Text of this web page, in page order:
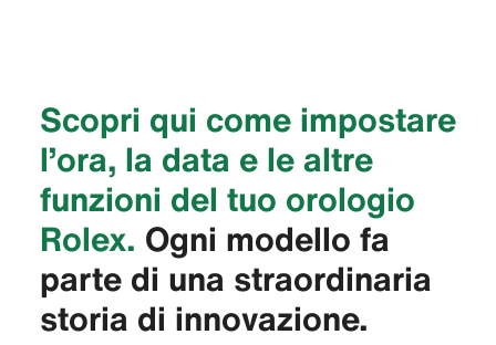
Scopri qui come impostare
l’ora, la data e le altre
funzioni del tuo orologio
Rolex. Ogni modello fa
parte di una straordinaria
storia di innovazione.